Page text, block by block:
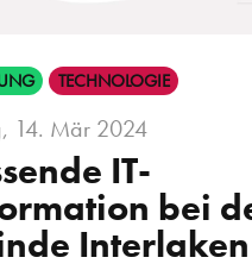
TECHNOLOGIE
14. Mär 2024
IT-
bei
Interlaken